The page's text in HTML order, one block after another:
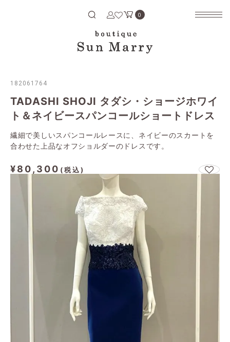
0
182061764
TADASHI SHOJI タダシ・ショージホワイ
ト＆ネイビースパンコールショートドレス
繊細で美しいスパンコールレースに、ネイビーのスカートを
合わせた上品なオフショルダーのドレスです。
¥80,300